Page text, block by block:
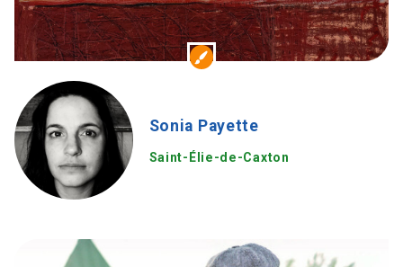
Sonia Payette
Saint-Élie-de-Caxton